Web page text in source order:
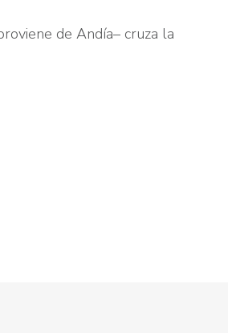
de Andía– cruza la